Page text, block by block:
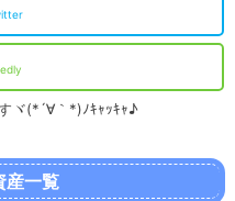
ヾ(*´∀｀*)ﾉｷｬｯｷｬ♪
産一覧